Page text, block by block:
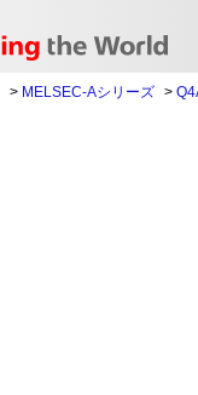
> MELSEC-Aシリーズ >